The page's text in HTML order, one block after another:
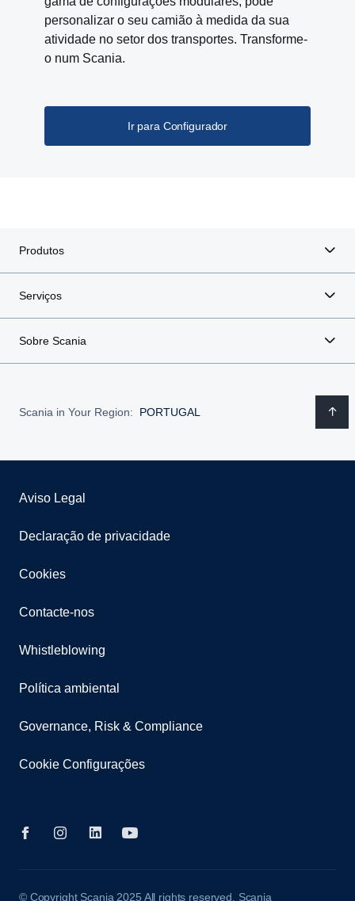
personalizar o seu camião à medida da sua
atividade no setor dos transportes. Transforme-
o num Scania.
Ir para Configurador
Produtos
Serviços
Sobre Scania
Scania in Your Region: PORTUGAL
Aviso Legal
Declaração de privacidade
Cookies
Contacte-nos
Whistleblowing
Política ambiental
Governance, Risk & Compliance
Cookie Configurações
© Copyright Scania 2025 All rights reserved. Scania